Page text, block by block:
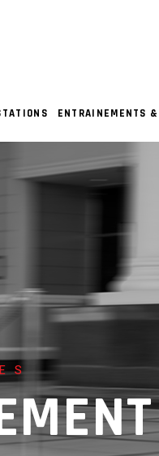
ENTRAINEMENTS